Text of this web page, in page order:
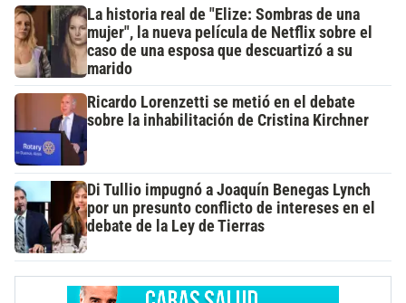
La historia real de "Elize: Sombras de una
mujer", la nueva película de Netflix sobre el
caso de una esposa que descuartizó a su
marido
Ricardo Lorenzetti se metió en el debate
sobre la inhabilitación de Cristina Kirchner
Di Tullio impugnó a Joaquín Benegas Lynch
por un presunto conflicto de intereses en el
debate de la Ley de Tierras